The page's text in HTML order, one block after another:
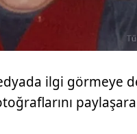
ilgi görmeye